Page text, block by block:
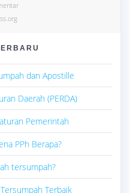
dan Apostille
Daerah (PERDA)
Pemerintah
PPh Berapa?
tersumpah?
Terbaik